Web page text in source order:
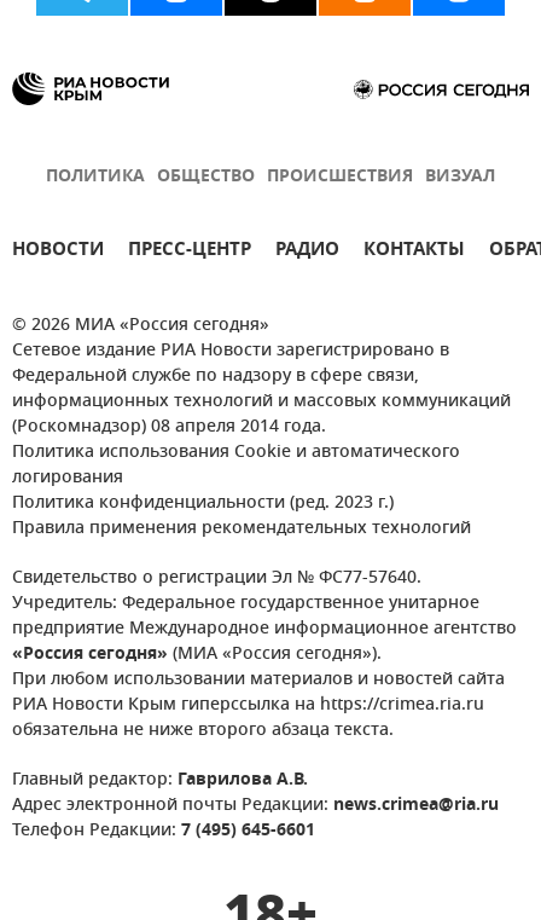
ПОЛИТИКА ОБЩЕСТВО ПРОИСШЕСТВИЯ ВИЗУАЛ
НОВОСТИ ПРЕСС-ЦЕНТР РАДИО КОНТАКТЫ
© 2026 МИА «Россия сегодня»
Сетевое издание РИА Новости зарегистрировано в
Федеральной службе по надзору в сфере связи,
информационных технологий и массовых коммуникаций
(Роскомнадзор) 08 апреля 2014 года.
Политика использования Cookie и автоматического
логирования
Политика конфиденциальности (ред. 2023 г.)
Правила применения рекомендательных технологий
Свидетельство о регистрации Эл № ФС77-57640.
Учредитель: Федеральное государственное унитарное
предприятие Международное информационное агентство
«Россия сегодня» (МИА «Россия сегодня»).
При любом использовании материалов и новостей сайта
РИА Новости Крым гиперссылка на https://crimea.ria.ru
обязательна не ниже второго абзаца текста.
Главный редактор: Гаврилова А.В.
Адрес электронной почты Редакции: news.crimea@ria.ru
Телефон Редакции: 7 (495) 645-6601